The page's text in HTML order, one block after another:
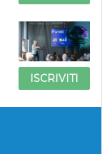
ISCRIVITI